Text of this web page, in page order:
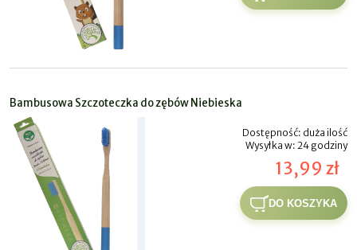
Bambusowa Szczoteczka do zębów Niebieska
Dostępność: duża ilość
Wysyłka w: 24 godziny
13,99 zł
DO KOSZYKA